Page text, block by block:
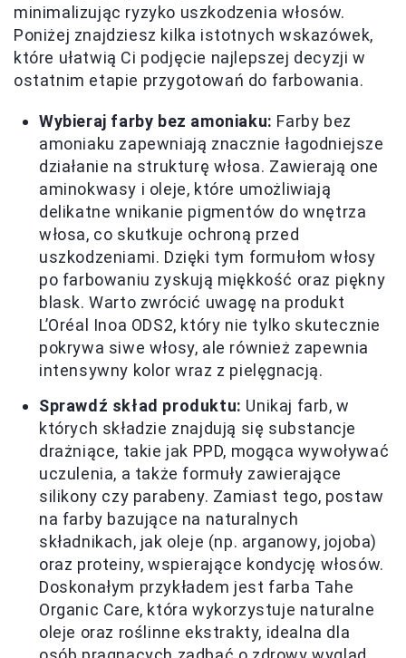
minimalizując ryzyko uszkodzenia włosów.
Poniżej znajdziesz kilka istotnych wskazówek,
które ułatwią Ci podjęcie najlepszej decyzji w
ostatnim etapie przygotowań do farbowania.
Wybieraj farby bez amoniaku: Farby bez
amoniaku zapewniają znacznie łagodniejsze
działanie na strukturę włosa. Zawierają one
aminokwasy i oleje, które umożliwiają
delikatne wnikanie pigmentów do wnętrza
włosa, co skutkuje ochroną przed
uszkodzeniami. Dzięki tym formułom włosy
po farbowaniu zyskują miękkość oraz piękny
blask. Warto zwrócić uwagę na produkt
L’Oréal Inoa ODS2, który nie tylko skutecznie
pokrywa siwe włosy, ale również zapewnia
intensywny kolor wraz z pielęgnacją.
Sprawdź skład produktu: Unikaj farb, w
których składzie znajdują się substancje
drażniące, takie jak PPD, mogąca wywoływać
uczulenia, a także formuły zawierające
silikony czy parabeny. Zamiast tego, postaw
na farby bazujące na naturalnych
składnikach, jak oleje (np. arganowy, jojoba)
oraz proteiny, wspierające kondycję włosów.
Doskonałym przykładem jest farba Tahe
Organic Care, która wykorzystuje naturalne
oleje oraz roślinne ekstrakty, idealna dla